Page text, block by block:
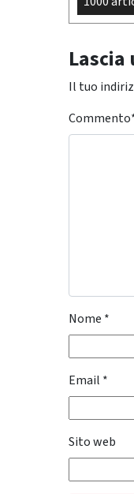
Lascia
Il tuo
Commento
Nome *
Email *
Sito web